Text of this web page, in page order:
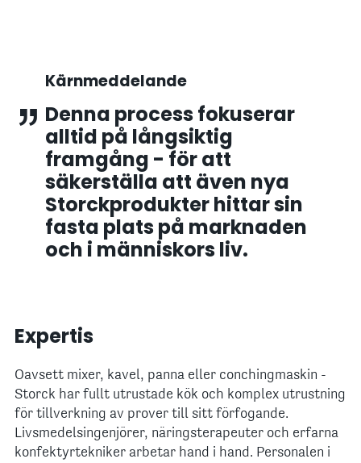
Kärnmeddelande
Denna process fokuserar
alltid på långsiktig
framgång - för att
säkerställa att även nya
Storckprodukter hittar sin
fasta plats på marknaden
och i människors liv.
Expertis
Oavsett mixer, kavel, panna eller conchingmaskin -
Storck har fullt utrustade kök och komplex utrustning
för tillverkning av prover till sitt förfogande.
Livsmedelsingenjörer, näringsterapeuter och erfarna
konfektyrtekniker arbetar hand i hand. Personalen i